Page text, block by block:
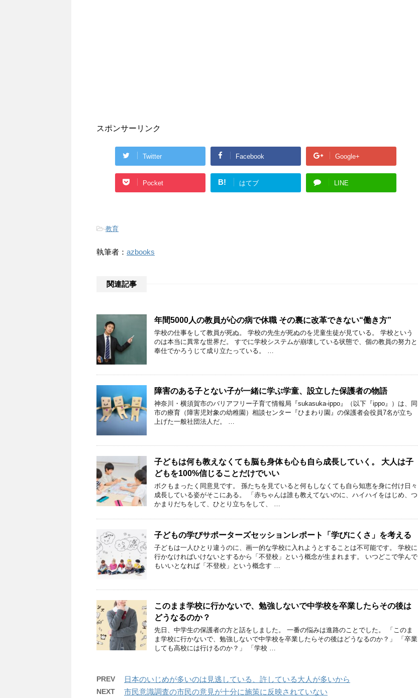
スポンサーリンク
Twitter Facebook Google+
Pocket B! はてブ LINE
-教育
執筆者： azbooks
関連記事
年間5000人の教員が心の病で休職 その裏に改革できない“働き方”
学校の仕事をして教員が死ぬ。 学校の先生が死ぬのを児童生徒が見ている。 学校という
のは本当に異常な世界だ。 すでに学校システムが崩壊している状態で、個の教員の努力と
奉仕でかろうじて成り立たっている。 …
障害のある子とない子が一緒に学ぶ学童、設立した保護者の物語
神奈川・横須賀市のバリアフリー子育て情報局『sukasuka-ippo』（以下『ippo』）は、同
市の療育（障害児対象の幼稚園）相談センター『ひまわり園』の保護者会役員7名が立ち
上げた一般社団法人だ。 …
子どもは何も教えなくても脳も身体も心も自ら成長していく。 大人は子
どもを100%信じることだけでいい
ボクもまったく同意見です。 孫たちを見ていると何もしなくても自ら知恵を身に付け日々
成長している姿がそこにある。 「赤ちゃんは誰も教えてないのに、ハイハイをはじめ、つ
かまりだちをして、ひとり立ちをして、 …
子どもの学びサポーターズセッションレポート「学びにくさ」を考える
子どもは一人ひとり違うのに、画一的な学校に入れようとすることは不可能です。 学校に
行かなければいけないとするから「不登校」という概念が生まれます。 いつどこで学んで
もいいとなれば「不登校」という概念す …
このまま学校に行かないで、勉強しないで中学校を卒業したらその後は
どうなるのか？
先日、中学生の保護者の方と話をしました。 一番の悩みは進路のことでした。 「このま
ま学校に行かないで、勉強しないで中学校を卒業したらその後はどうなるのか？」 「卒業
しても高校には行けるのか？」 「学校 …
PREV 日本のいじめが多いのは見逃している、許している大人が多いから
NEXT 市民意識調査の市民の意見が十分に施策に反映されていない